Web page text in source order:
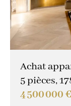
Achat
5 pièces,
4 500 000